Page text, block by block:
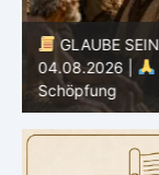
GLAUBE
04.08.2026 |
Schöpfung